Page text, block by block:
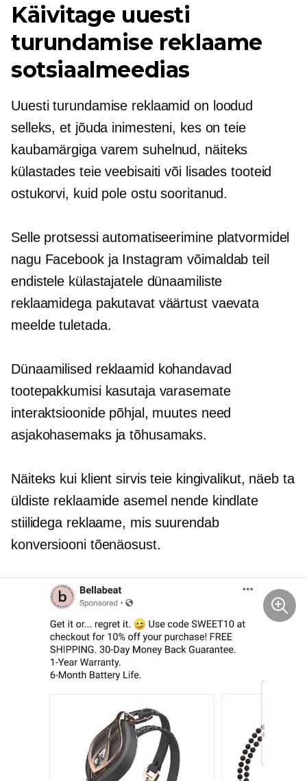
Käivitage uuesti
turundamise reklaame
sotsiaalmeedias
Uuesti turundamise reklaamid on loodud
selleks, et jõuda inimesteni, kes on teie
kaubamärgiga varem suhelnud, näiteks
külastades teie veebisaiti või lisades tooteid
ostukorvi, kuid pole ostu sooritanud.
Selle protsessi automatiseerimine platvormidel
nagu Facebook ja Instagram võimaldab teil
endistele külastajatele dünaamiliste
reklaamidega pakutavat väärtust vaevata
meelde tuletada.
Dünaamilised reklaamid kohandavad
tootepakkumisi kasutaja varasemate
interaktsioonide põhjal, muutes need
asjakohasemaks ja tõhusamaks.
Näiteks kui klient sirvis teie kingivalikut, näeb ta
üldiste reklaamide asemel nende kindlate
stiilidega reklaame, mis suurendab
konversiooni tõenäosust.